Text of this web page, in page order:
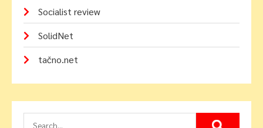
Socialist review
SolidNet
tačno.net